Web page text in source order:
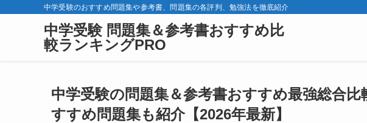
中学受験のおすすめ問題集や参考書、問題集の各評判、勉強法を徹底紹介
中学受験 問題集＆参考書おすすめ比
較ランキングPRO
中学受験の問題集＆参考書おすすめ最強総合
すすめ問題集も紹介【2026年最新】